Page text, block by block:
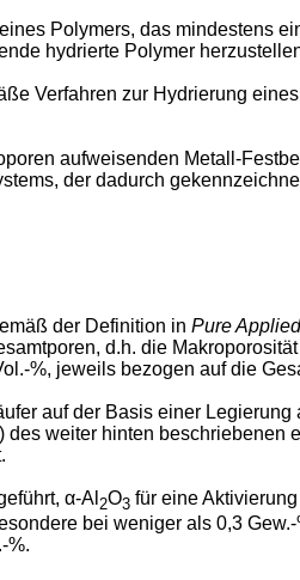
Polymers, das mindestens
hydrierte Polymer
Verfahren zur Hydrierung
aufweisenden Metall-
der dadurch
der Definition in Pure
d.h. die
%, jeweils bezogen auf die
auf der Basis einer
weiter hinten beschriebenen
α-Al 2O3 für eine
bei weniger als 0,3
%.